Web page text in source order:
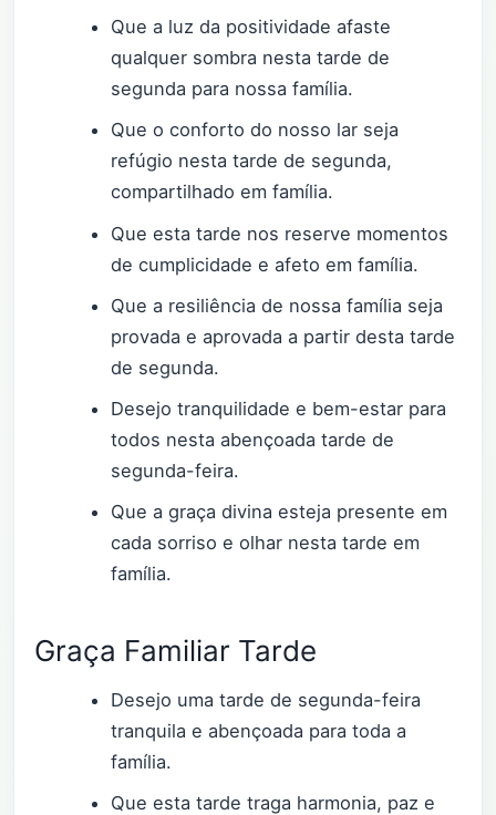
Que a luz da positividade afaste
qualquer sombra nesta tarde de
segunda para nossa família.
Que o conforto do nosso lar seja
refúgio nesta tarde de segunda,
compartilhado em família.
Que esta tarde nos reserve momentos
de cumplicidade e afeto em família.
Que a resiliência de nossa família seja
provada e aprovada a partir desta tarde
de segunda.
Desejo tranquilidade e bem-estar para
todos nesta abençoada tarde de
segunda-feira.
Que a graça divina esteja presente em
cada sorriso e olhar nesta tarde em
família.
Graça Familiar Tarde
Desejo uma tarde de segunda-feira
tranquila e abençoada para toda a
família.
Que esta tarde traga harmonia, paz e